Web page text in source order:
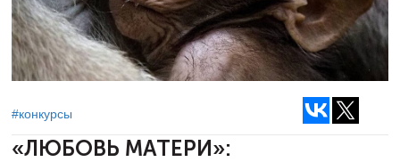
#конкурсы
«ЛЮБОВЬ МАТЕРИ»: